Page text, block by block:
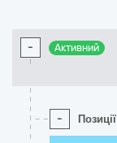
- Активний
- Позиції